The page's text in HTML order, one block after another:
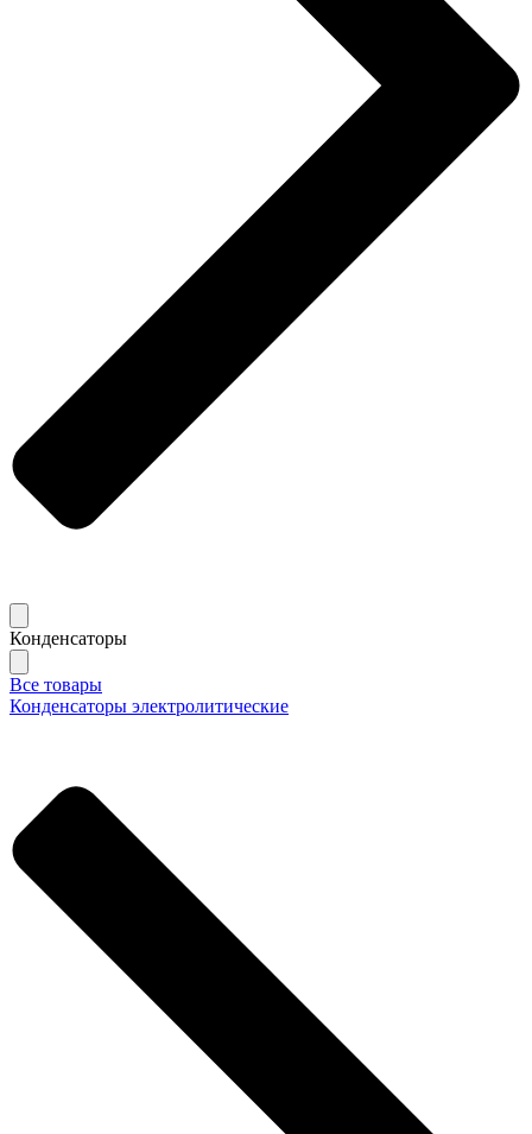
Конденсаторы
Все товары
Конденсаторы электролитические